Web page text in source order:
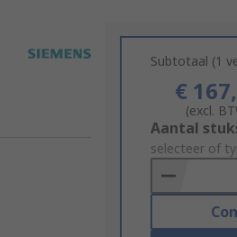
Subtotaal (1
€
(excl.
Add
to
Basket
Aantal
selecteer of